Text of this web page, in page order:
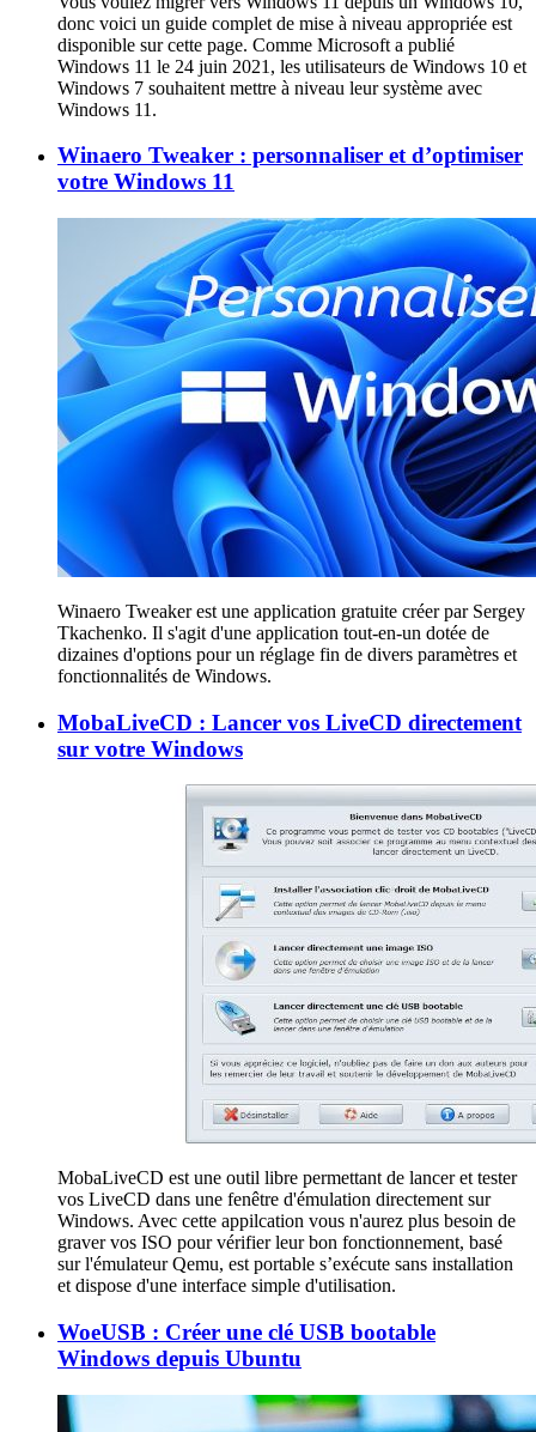
donc voici un guide complet de mise à niveau appropriée est
disponible sur cette page. Comme Microsoft a publié
Windows 11 le 24 juin 2021, les utilisateurs de Windows 10 et
Windows 7 souhaitent mettre à niveau leur système avec
Windows 11.
Winaero Tweaker : personnaliser et d’optimiser
votre Windows 11
Winaero Tweaker est une application gratuite créer par Sergey
Tkachenko. Il s'agit d'une application tout-en-un dotée de
dizaines d'options pour un réglage fin de divers paramètres et
fonctionnalités de Windows.
MobaLiveCD : Lancer vos LiveCD directement
sur votre Windows
MobaLiveCD est une outil libre permettant de lancer et tester
vos LiveCD dans une fenêtre d'émulation directement sur
Windows. Avec cette appilcation vous n'aurez plus besoin de
graver vos ISO pour vérifier leur bon fonctionnement, basé
sur l'émulateur Qemu, est portable s’exécute sans installation
et dispose d'une interface simple d'utilisation.
WoeUSB : Créer une clé USB bootable
Windows depuis Ubuntu